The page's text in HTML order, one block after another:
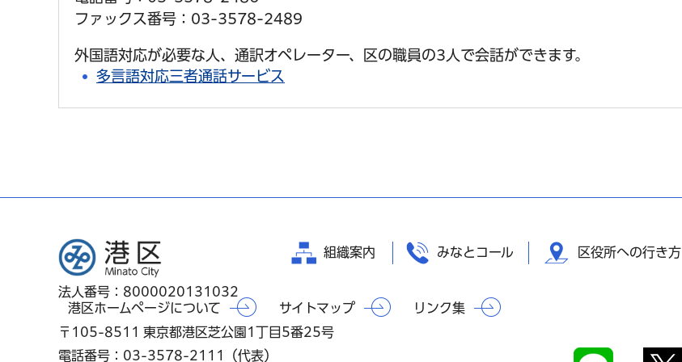
ファックス番号：03-3578-2489
外国語対応が必要な人、通訳オペレーター、区の職員の3人で会話ができます。
多言語対応三者通話サービス
港区
法人番号：8000020131032
組織案内 みなとコール 区役所への行き方
港区ホームページについて サイトマップ
リンク集
〒105-8511 東京都港区芝公園1丁目5番25号
電話番号：03-3578-2111（代表）